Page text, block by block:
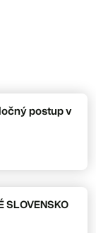
postup v
SLOVENSKO